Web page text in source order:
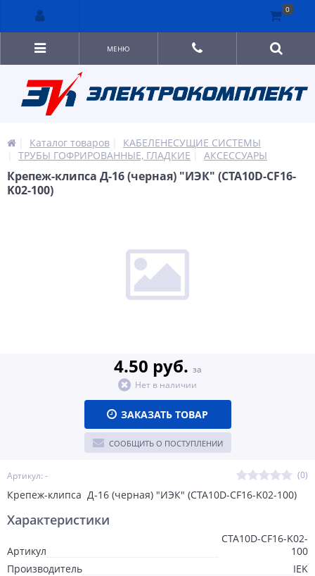
МЕНЮ
Каталог товаров
КАБЕЛЕНЕСУЩИЕ СИСТЕМЫ
ТРУБЫ ГОФРИРОВАННЫЕ, ГЛАДКИЕ
АКСЕССУАРЫ
Крепеж-клипса Д-16 (черная) "ИЭК" (CTA10D-CF16-
K02-100)
Артикул: - (0)
Крепеж-клипса Д-16 (черная) "ИЭК" (CTA10D-CF16-K02-100)
4.50 руб. за
Нет в наличии
ЗАКАЗАТЬ ТОВАР
СООБЩИТЬ О ПОСТУПЛЕНИИ
Характеристики
Артикул
CTA10D-CF16-K02-
100
Производитель
IEK
0